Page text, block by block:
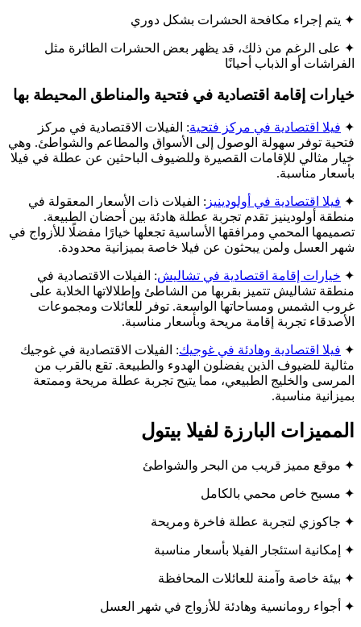
✦ يتم إجراء مكافحة الحشرات بشكل دوري
✦ على الرغم من ذلك، قد يظهر بعض الحشرات الطائرة مثل
الفراشات أو الذباب أحيانًا
خيارات إقامة اقتصادية في فتحية والمناطق المحيطة بها
✦ فيلا اقتصادية في مركز فتحية: الفيلات الاقتصادية في مركز
فتحية توفر سهولة الوصول إلى الأسواق والمطاعم والشواطئ. وهي
خيار مثالي للإقامات القصيرة وللضيوف الباحثين عن عطلة في فيلا
بأسعار مناسبة.
✦ فيلا اقتصادية في أولودينيز : الفيلات ذات الأسعار المعقولة في
منطقة أولودينيز تقدم تجربة عطلة هادئة بين أحضان الطبيعة.
تصميمها المحمي ومرافقها الأساسية تجعلها خيارًا مفضلًا للأزواج في
شهر العسل ولمن يبحثون عن فيلا خاصة بميزانية محدودة.
✦ خيارات إقامة اقتصادية في تشاليش: الفيلات الاقتصادية في
منطقة تشاليش تتميز بقربها من الشاطئ وإطلالاتها الخلابة على
غروب الشمس ومساحاتها الواسعة. توفر للعائلات ومجموعات
الأصدقاء تجربة إقامة مريحة وبأسعار مناسبة.
✦ فيلا اقتصادية وهادئة في غوجيك: الفيلات الاقتصادية في غوجيك
مثالية للضيوف الذين يفضلون الهدوء والطبيعة. تقع بالقرب من
المرسى والخليج الطبيعي، مما يتيح تجربة عطلة مريحة وممتعة
بميزانية مناسبة.
المميزات البارزة لفيلا بيتول
✦ موقع مميز قريب من البحر والشواطئ
✦ مسبح خاص محمي بالكامل
✦ جاكوزي لتجربة عطلة فاخرة ومريحة
✦ إمكانية استئجار الفيلا بأسعار مناسبة
✦ بيئة خاصة وآمنة للعائلات المحافظة
✦ أجواء رومانسية وهادئة للأزواج في شهر العسل